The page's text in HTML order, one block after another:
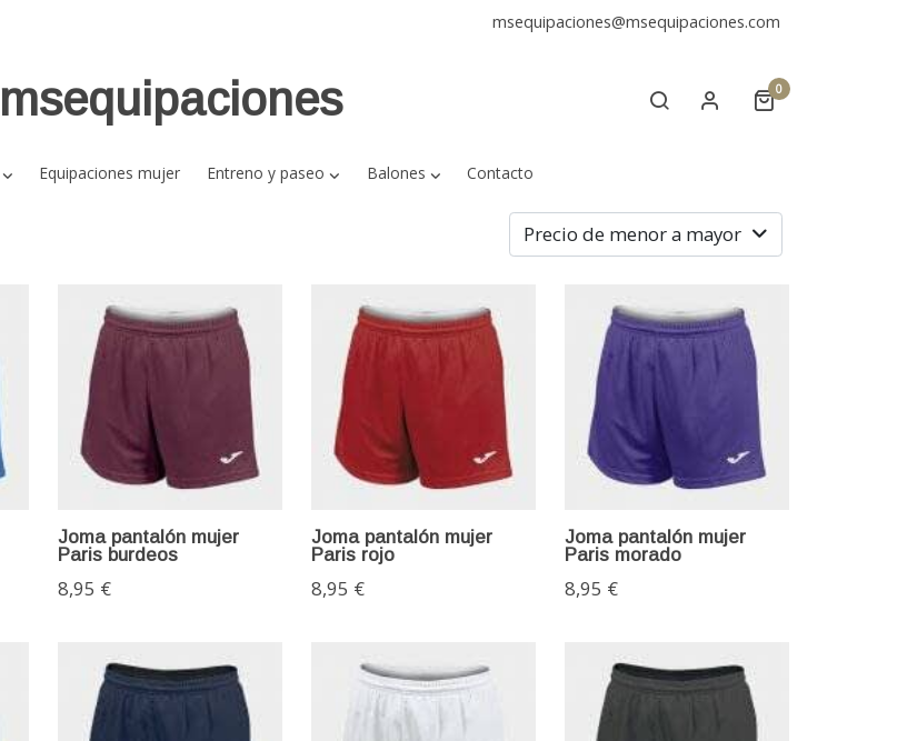
msequipaciones@msequipaciones.com
msequipaciones 0
Equipaciones mujer Entreno y paseo Balones Contacto
Precio de menor a mayor
Joma pantalón mujer
Paris burdeos
8,95 €
Joma pantalón mujer
Paris rojo
8,95 €
Joma pantalón mujer
Paris morado
8,95 €